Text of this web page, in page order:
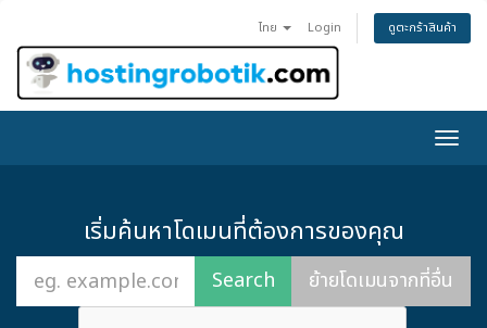
ไทย Login ดูตะกร้าสินค้า
เริ่มค้นหาโดเมนที่ต้องการของคุณ